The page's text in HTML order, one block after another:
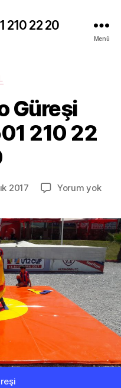
210 22 20
Menü
Güreşi
210 22
2017 Yorum yokİzmir
0
501
210
22
20